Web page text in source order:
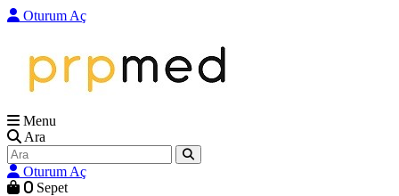
Oturum Aç
Menu
Ara
Oturum Aç
0 Sepet